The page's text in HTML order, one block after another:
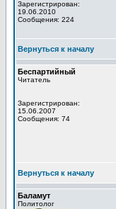
Зарегистрирован:
19.06.2010
Сообщения: 224
Вернуться к началу
Беспартийный
Читатель
Зарегистрирован:
15.06.2007
Сообщения: 74
Вернуться к началу
Баламут
Политолог